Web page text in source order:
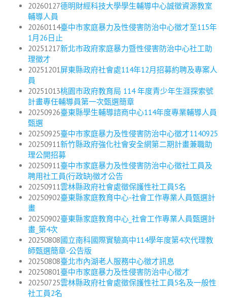
20260127德明財經科技大學學生輔導中心誠徵資源教室
輔導人員
20260114臺中市家庭暴力及性侵害防治中心徵才至115年
1月26日止
20251217新北市政府家庭暴力暨性侵害防治中心社工助
理徵才
20251201屏東縣政府社會處114年12月招募約聘及專案人
員
20251013桃園市政府教育局 114 年度青少年生涯探索號
計畫專任輔導員第一次甄選簡章
20250926臺東縣學生輔導諮商中心114年度專業輔導人員
甄選
20250925臺中市家庭暴力及性侵害防治中心徵才1140925
20250911新竹縣政府強化社會安全網第二期計畫兼職助
理公開招募
20250911臺中市家庭暴力及性侵害防治中心徵社工員及
聘用社工員(行政缺)徵才公告
20250911雲林縣政府社會處徵保護性社工員5名
20250902臺東縣家庭教育中心-社會工作專業人員甄選計
畫
20250902臺東縣家庭教育中心_社會工作專業人員甄選計
畫_第4次
20250808國立南科國際實驗高中114學年度第4次代理教
師甄選簡章-公告版
20250808臺北市內湖老人服務中心徵才訊息
20250801臺中市家庭暴力及性侵害防治中心徵才
20250725雲林縣政府社會處徵保護性社工員5名及一般性
社工員2名